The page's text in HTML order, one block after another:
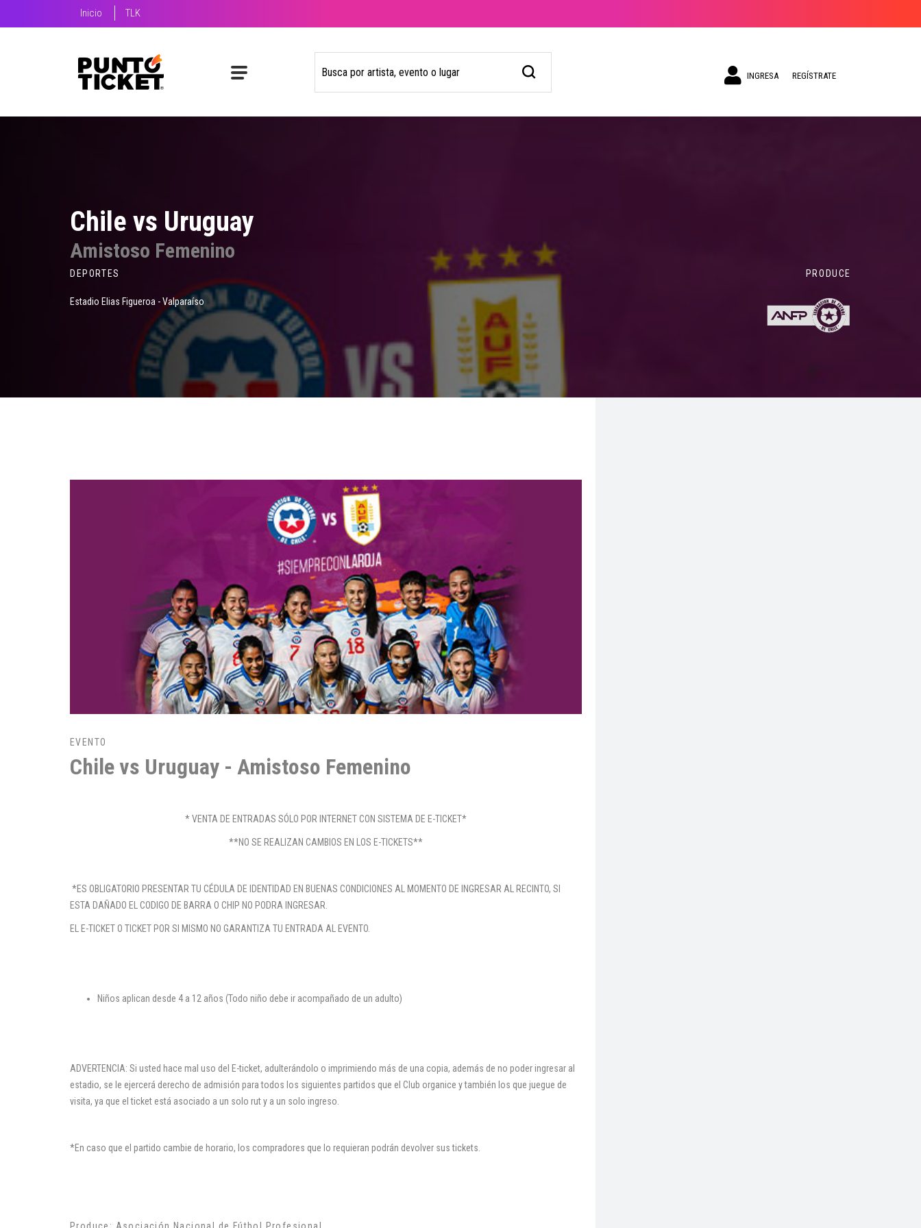
Inicio TLK
INGRESA REGÍSTRATE
Chile vs Uruguay
Amistoso Femenino
DEPORTES
Estadio Elias Figueroa - Valparaíso
PRODUCE
EVENTO
Chile vs Uruguay - Amistoso Femenino
* VENTA DE ENTRADAS SÓLO POR INTERNET CON SISTEMA DE E-TICKET*
**NO SE REALIZAN CAMBIOS EN LOS E-TICKETS**
*ES OBLIGATORIO PRESENTAR TU CÉDULA DE IDENTIDAD EN BUENAS CONDICIONES AL MOMENTO DE INGRESAR AL RECINTO, SI
ESTA DAÑADO EL CODIGO DE BARRA O CHIP NO PODRA INGRESAR.
EL E-TICKET O TICKET POR SI MISMO NO GARANTIZA TU ENTRADA AL EVENTO.
Niños aplican desde 4 a 12 años (Todo niño debe ir acompañado de un adulto)
ADVERTENCIA: Si usted hace mal uso del E-ticket, adulterándolo o imprimiendo más de una copia, además de no poder ingresar al
estadio, se le ejercerá derecho de admisión para todos los siguientes partidos que el Club organice y también los que juegue de
visita, ya que el ticket está asociado a un solo rut y a un solo ingreso.
*En caso que el partido cambie de horario, los compradores que lo requieran podrán devolver sus tickets.